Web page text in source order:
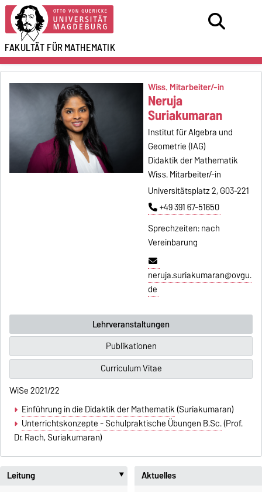
FAKULTÄT FÜRMATHEMATIK
Wiss. Mitarbeiter/-in
Neruja
Suriakumaran
Institut für Algebra und
Geometrie (IAG)
Didaktik der Mathematik
Wiss. Mitarbeiter/-in
Universitätsplatz 2, G03-221
+49 391 67-51650
neruja.suriakumaran@ovgu.
de
Sprechzeiten: nach
Vereinbarung
Lehrveranstaltungen
Publikationen
Curriculum Vitae
WiSe 2021/22
Einführung in die Didaktik der Mathematik(Suriakumaran)
Unterrichtskonzepte - Schulpraktische Übungen B.Sc.(Prof.
Dr. Rach, Suriakumaran)
Leitung ‣
Aktuelles